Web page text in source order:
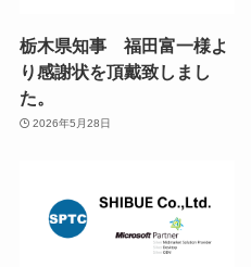
栃木県知事 福田富一様よ
り感謝状を頂戴致しまし
た。
2026年5月28日